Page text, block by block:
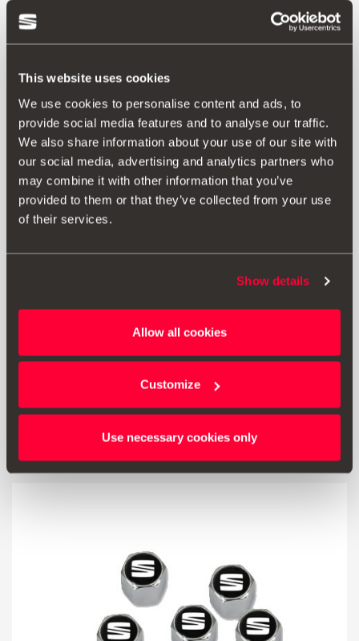
This website uses cookies
We use cookies to personalise content and ads, to
provide social media features and to analyse our traffic.
We also share information about your use of our site with
our social media, advertising and analytics partners who
may combine it with other information that you’ve
provided to them or that they’ve collected from your use
of their services.
Show details
Allow all cookies
Customize
Use necessary cookies only
Mergi la produs